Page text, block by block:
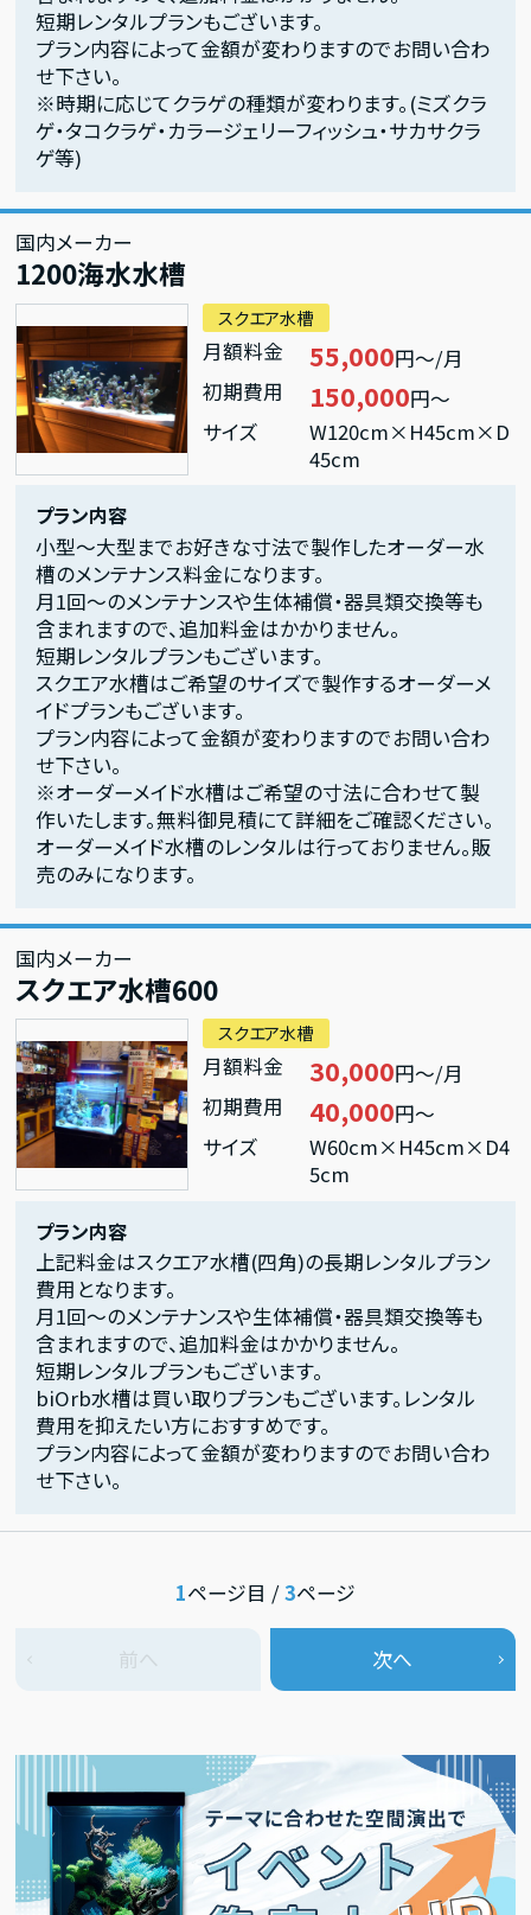
短期レンタルプランもございます。
プラン内容によって金額が変わりますのでお問い合わ
せ下さい。
※時期に応じてクラゲの種類が変わります。(ミズクラ
ゲ・タコクラゲ・カラージェリーフィッシュ・サカサクラ
ゲ等)
国内メーカー
1200海水水槽
スクエア水槽
月額料金 55,000円～/月
初期費用
150,000円～
サイズ
W120cm×H45cm×D
45cm
プラン内容
小型～大型までお好きな寸法で製作したオーダー水
槽のメンテナンス料金になります。
月1回～のメンテナンスや生体補償・器具類交換等も
含まれますので、追加料金はかかりません。
短期レンタルプランもございます。
スクエア水槽はご希望のサイズで製作するオーダーメ
イドプランもございます。
プラン内容によって金額が変わりますのでお問い合わ
せ下さい。
※オーダーメイド水槽はご希望の寸法に合わせて製
作いたします。無料御見積にて詳細をご確認ください。
オーダーメイド水槽のレンタルは行っておりません。販
売のみになります。
国内メーカー
スクエア水槽600
スクエア水槽
月額料金 30,000円～/月
初期費用
40,000円～
サイズ
W60cm×H45cm×D4
5cm
プラン内容
上記料金はスクエア水槽(四角)の長期レンタルプラン
費用となります。
月1回～のメンテナンスや生体補償・器具類交換等も
含まれますので、追加料金はかかりません。
短期レンタルプランもございます。
biOrb水槽は買い取りプランもございます。レンタル
費用を抑えたい方におすすめです。
プラン内容によって金額が変わりますのでお問い合わ
せ下さい。
1ページ目 /3ページ
前へ 次へ